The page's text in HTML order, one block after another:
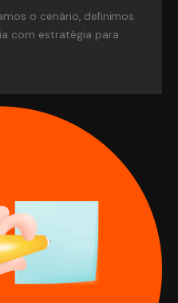
o cenário, definimos
com estratégia para